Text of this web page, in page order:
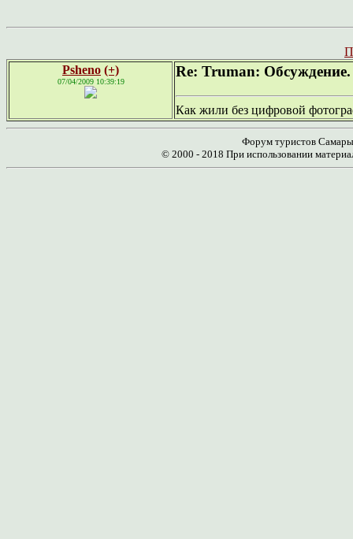
Psheno (+)
07/04/2009 10:39:19
Re: Truman:
Как жили без цифровой
Форум туристов Самары
© 2000 - 2018 При использовании